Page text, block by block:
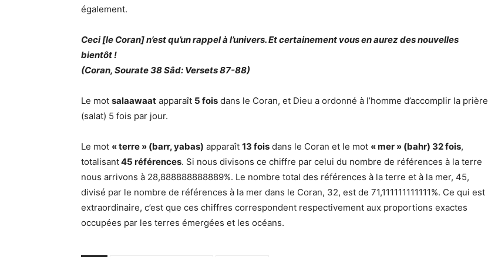
également.
Ceci [le Coran] n’est qu’un rappel à l’univers. Et certainement vous en aurez des nouvelles
bientôt !
(Coran, Sourate 38 Sâd: Versets 87-88)
Le mot salaawaat apparaît 5 fois dans le Coran, et Dieu a ordonné à l’homme d’accomplir la prière
(salat) 5 fois par jour.
Le mot « terre » (barr, yabas) apparaît 13 fois dans le Coran et le mot « mer » (bahr) 32 fois,
totalisant45 références. Si nous divisons ce chiffre par celui du nombre de références à la terre
nous arrivons à 28,888888888889%. Le nombre total des références à la terre et à la mer, 45,
divisé par le nombre de références à la mer dans le Coran, 32, est de 71,111111111111%. Ce qui est
extraordinaire, c’est que ces chiffres correspondent respectivement aux proportions exactes
occupées par les terres émergées et les océans.